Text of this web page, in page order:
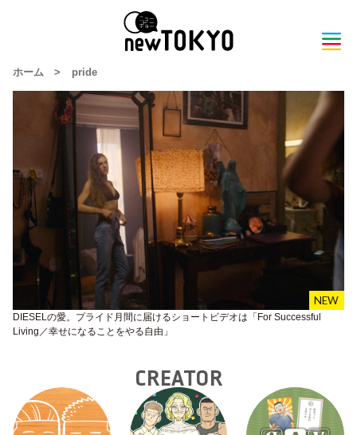
ホーム > pride
DIESELの愛。プライド月間に届けるショートビデオは「For Successful
Living／幸せになることをやる自由」
CREATOR